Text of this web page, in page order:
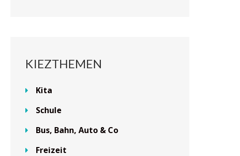
KIEZTHEMEN
Kita
Schule
Bus, Bahn, Auto & Co
Freizeit